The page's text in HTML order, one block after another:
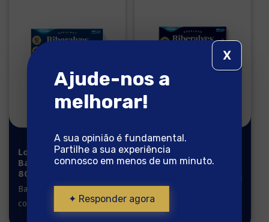
Lombos de
Bacalhau
800g
Bacalhau pronto a
cozinhar
Lombos
Reserva
Bacalhau pronto a
cozinhar
Ajude-nos a
melhorar!
A sua opinião é fundamental.
Partilhe a sua experiência
connosco em menos de um minuto.
✦ Responder agora
X